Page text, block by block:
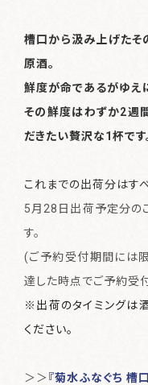
About
ご利用ガイド
お問い合わせ
酒類販売管理者標識
特定商取引に関する法律
菊水酒造株式会社
槽口から汲み上げた
原酒。
鮮度が命であるがゆえ
その鮮度はわずか2週
だきたい贅沢な1杯です
これまでの出荷分はす
5月28日出荷予定分の
す。
(ご予約受付期間には
達した時点でご予約受
※ 出荷のタイミングは
ください。
＞＞『菊水ふなぐち 槽